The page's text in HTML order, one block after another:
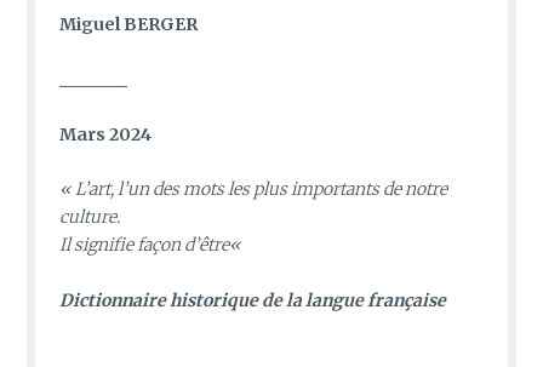
Miguel BERGER
Mars 2024
«L’art, l’un des mots les plus importants de notre
culture.
Il signifie façon d’être«
Dictionnaire historique de la langue française